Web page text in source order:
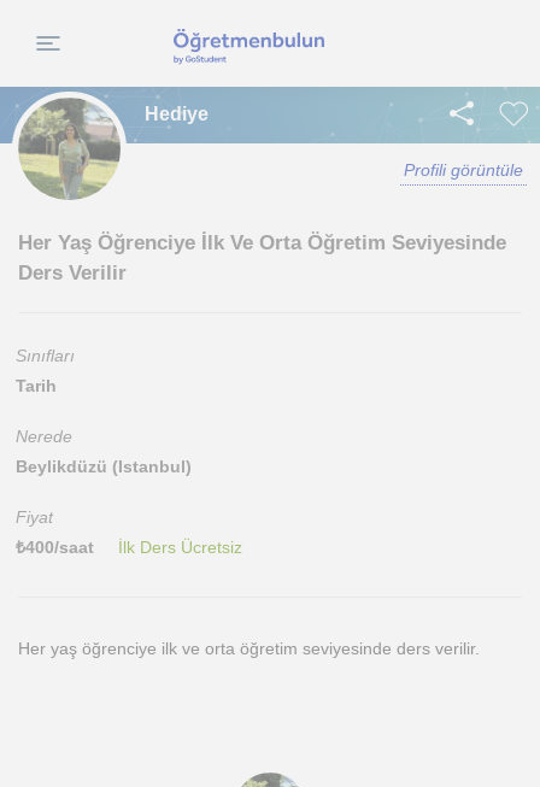
Hediye
Profili görüntüle
Her Yaş Öğrenciye İlk Ve Orta Öğretim Seviyesinde
Ders Verilir
Sınıfları
Tarih
Nerede
Beylikdüzü (Istanbul)
Fiyat
₺400/saat İlk Ders Ücretsiz
Her yaş öğrenciye ilk ve orta öğretim seviyesinde ders verilir.